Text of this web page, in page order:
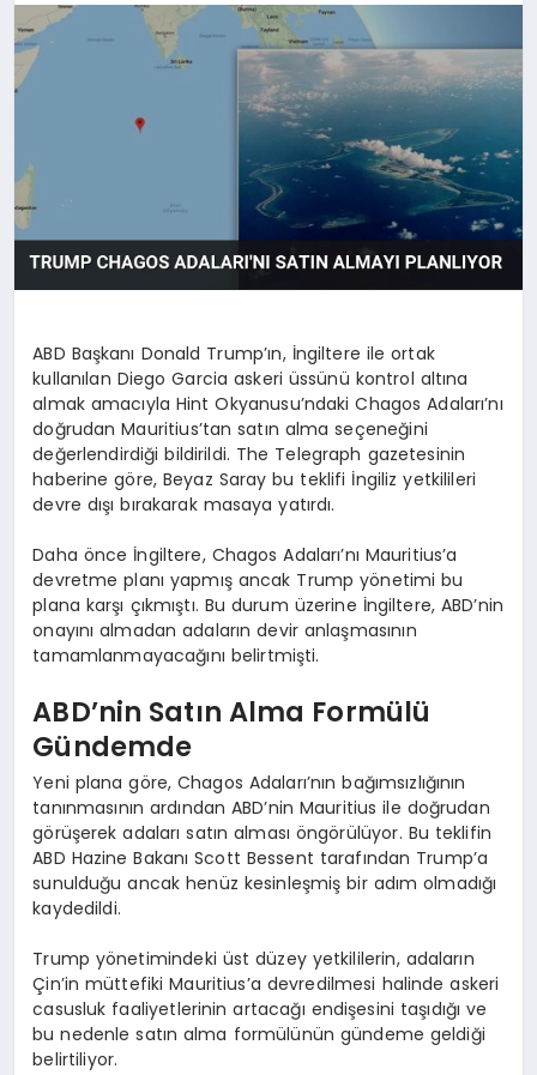
MAGAZIN
SIYASET
SPOR
ABD Başkanı Donald Trump’ın, İngiltere ile ortak
kullanılan Diego Garcia askeri üssünü kontrol altına
almak amacıyla Hint Okyanusu’ndaki Chagos Adaları’nı
doğrudan Mauritius’tan satın alma seçeneğini
değerlendirdiği bildirildi. The Telegraph gazetesinin
haberine göre, Beyaz Saray bu teklifi İngiliz yetkilileri
devre dışı bırakarak masaya yatırdı.
Daha önce İngiltere, Chagos Adaları’nı Mauritius’a
devretme planı yapmış ancak Trump yönetimi bu
plana karşı çıkmıştı. Bu durum üzerine İngiltere, ABD’nin
onayını almadan adaların devir anlaşmasının
tamamlanmayacağını belirtmişti.
ABD’nin Satın Alma Formülü
Gündemde
Yeni plana göre, Chagos Adaları’nın bağımsızlığının
tanınmasının ardından ABD’nin Mauritius ile doğrudan
görüşerek adaları satın alması öngörülüyor. Bu teklifin
ABD Hazine Bakanı Scott Bessent tarafından Trump’a
sunulduğu ancak henüz kesinleşmiş bir adım olmadığı
kaydedildi.
Trump yönetimindeki üst düzey yetkililerin, adaların
Çin’in müttefiki Mauritius’a devredilmesi halinde askeri
casusluk faaliyetlerinin artacağı endişesini taşıdığı ve
bu nedenle satın alma formülünün gündeme geldiği
belirtiliyor.